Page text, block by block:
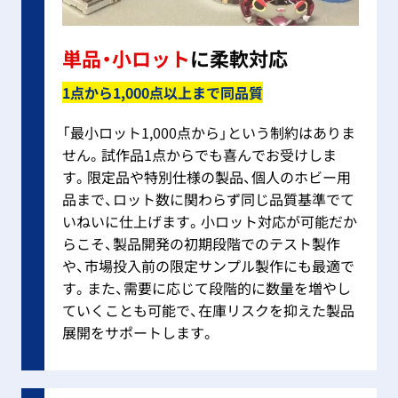
単品・小ロットに柔軟対応
1点から1,000点以上まで同品質
「最小ロット1,000点から」という制約はありま
せん。試作品1点からでも喜んでお受けしま
す。限定品や特別仕様の製品、個人のホビー用
品まで、ロット数に関わらず同じ品質基準でて
いねいに仕上げます。小ロット対応が可能だか
らこそ、製品開発の初期段階でのテスト製作
や、市場投入前の限定サンプル製作にも最適で
す。また、需要に応じて段階的に数量を増やし
ていくことも可能で、在庫リスクを抑えた製品
展開をサポートします。